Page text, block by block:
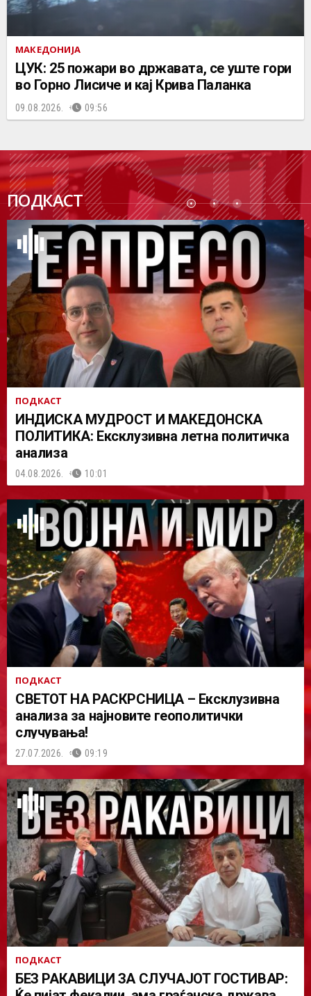
МАКЕДОНИЈА
ЦУК: 25 пожари во државата, се уште гори
во Горно Лисиче и кај Крива Паланка
09.08.2026. 09:56
ПОДКАСТ
ПОДК
АСТ
ПОДКАСТ
ИНДИСКА МУДРОСТ И МАКЕДОНСКА
ПОЛИТИКА: Ексклузивна летна политичка
анализа
04.08.2026. 10:01
ПОДКАСТ
СВЕТОТ НА РАСКРСНИЦА – Ексклузивна
анализа за најновите геополитички
случувања!
27.07.2026. 09:19
ПОДКАСТ
БЕЗ РАКАВИЦИ ЗА СЛУЧАЈОТ ГОСТИВАР: